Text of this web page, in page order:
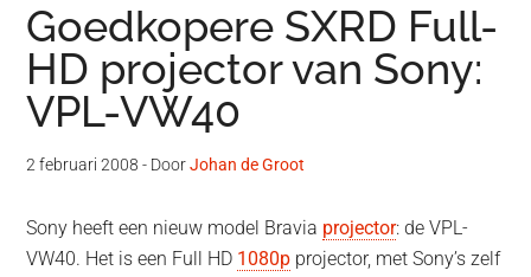
Goedkopere SXRD Full-
HD projector van Sony:
VPL-VW40
2 februari 2008 - DoorJohan de Groot
Sony heeft een nieuw model Bravia projector: de VPL-
VW40. Het is een Full HD 1080p projector, met Sony’s zelf